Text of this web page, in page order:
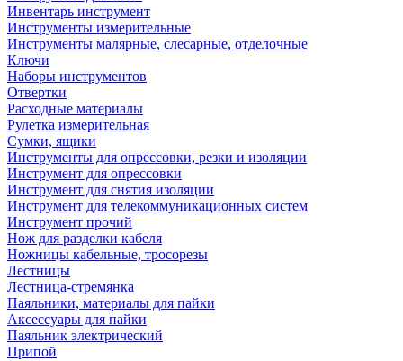
Инвентарь инструмент
Инструменты измерительные
Инструменты малярные, слесарные, отделочные
Ключи
Наборы инструментов
Отвертки
Расходные материалы
Рулетка измерительная
Сумки, ящики
Инструменты для опрессовки, резки и изоляции
Инструмент для опрессовки
Инструмент для снятия изоляции
Инструмент для телекоммуникационных систем
Инструмент прочий
Нож для разделки кабеля
Ножницы кабельные, тросорезы
Лестницы
Лестница-стремянка
Паяльники, материалы для пайки
Аксессуары для пайки
Паяльник электрический
Припой